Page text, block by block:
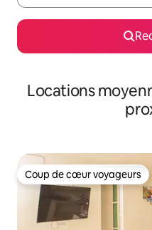
Locations
Coup de cœur voyageurs
Coup de cœur voyageurs